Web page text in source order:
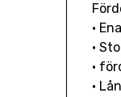
•
•
•
•